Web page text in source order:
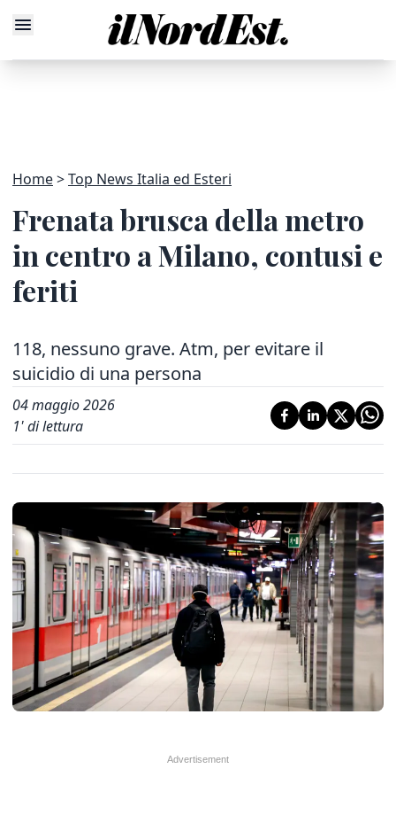
Home Top News Italia ed Esteri
Frenata brusca della metro
in centro a Milano, contusi e
feriti
118, nessuno grave. Atm, per evitare il
suicidio di una persona
04 maggio 2026
1' di lettura